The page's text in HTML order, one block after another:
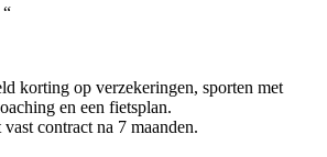
korting op verzekeringen, sporten met
en een fietsplan.
contract na 7 maanden.